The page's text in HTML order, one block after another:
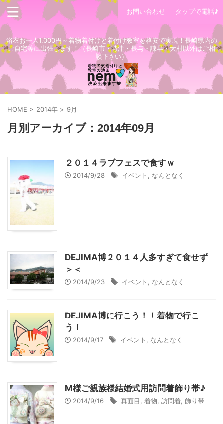
お問い合わせ タップで電話♪
浴衣お一人1,000円～着物着付けと着付け教室を格安で実現！長崎県内の
ご自宅等に出張します！（長崎市・時津・長与・諫早・大村以外はご相
談下さい）
HOME > 2014年 > 9月
月別アーカイブ：2014年09月
２０１４ラブフェスで食すｗ
2014/9/28 イベント なんとなく
DEJIMA博２０１４人多すぎて食せず
＞＜
2014/9/23 イベント なんとなく
DEJIMA博に行こう！！着物で行こ
う！
2014/9/17 イベント なんとなく
M様ご親族様結婚式用訪問着飾り帯♪
2014/9/16 真面目 着物 訪問着 飾り帯